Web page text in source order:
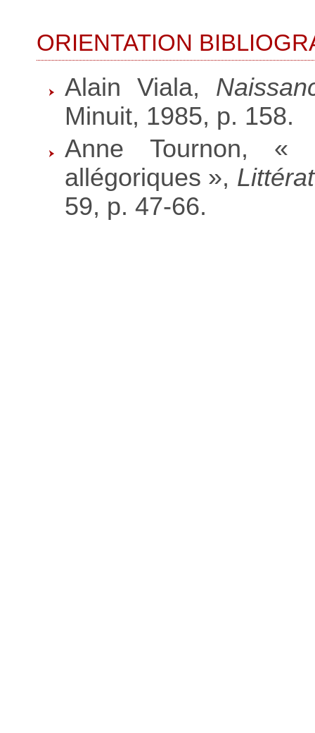
ORIENTATION
Alain Viala,
Minuit, 1985, p. 158.
Anne Tournon, «
allégoriques »,
59, p. 47-66.